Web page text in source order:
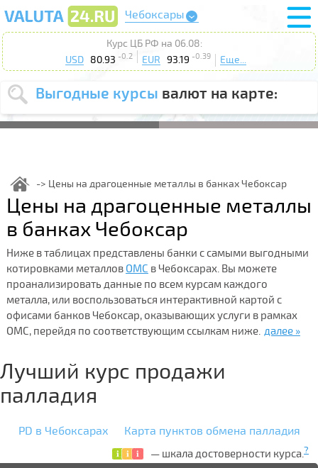
Чебоксары
Курс ЦБ РФ на 06.08:
USD 80.93 -0.2 EUR 93.19 -0.39 Еще...
Выгодные курсы валют на карте:
Выберите
USD EUR
курс от
Выберите
действие: Продать Купить
Поиск
Цены на драгоценные металлы в банках Чебоксар
Цены на драгоценные металлы
в банках Чебоксар
Ниже в таблицах представлены банки с самыми выгодными
котировками металлов ОМС в Чебоксарах. Вы можете
проанализировать данные по всем курсам каждого
металла, или воспользоваться интерактивной картой с
офисами банков Чебоксар, оказывающих услуги в рамках
ОМС, перейдя по соответствующим ссылкам ниже. далее »
Лучший курс продажи
палладия
PD в Чебоксарах Карта пунктов обмена палладия
— шкала достоверности курса.?